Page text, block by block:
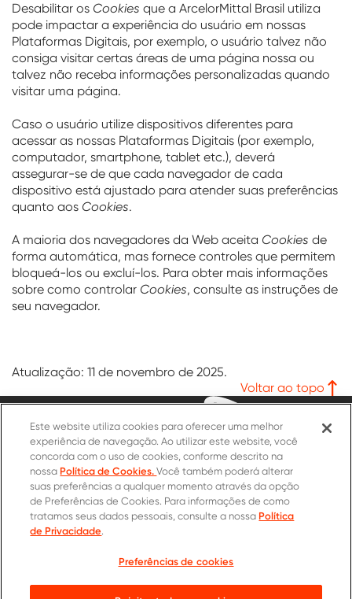
Desabilitar os Cookies que a ArcelorMittal Brasil utiliza
pode impactar a experiência do usuário em nossas
Plataformas Digitais, por exemplo, o usuário talvez não
consiga visitar certas áreas de uma página nossa ou
talvez não receba informações personalizadas quando
visitar uma página.
Caso o usuário utilize dispositivos diferentes para
acessar as nossas Plataformas Digitais (por exemplo,
computador, smartphone, tablet etc.), deverá
assegurar-se de que cada navegador de cada
dispositivo está ajustado para atender suas preferências
quanto aos Cookies.
A maioria dos navegadores da Web aceita Cookies de
forma automática, mas fornece controles que permitem
bloqueá-los ou excluí-los. Para obter mais informações
sobre como controlar Cookies, consulte as instruções de
seu navegador.
Atualização: 11 de novembro de 2025.
Voltar ao topo
Formulário de Contato Trabalhe com a gente
Compre aço
Este website utiliza cookies para oferecer uma melhor
experiência de navegação. Ao utilizar este website, você
concorda com o uso de cookies, conforme descrito na
nossa Política de Cookies.Você também poderá alterar
suas preferências a qualquer momento através da opção
de Preferências de Cookies. Para informações de como
tratamos seus dados pessoais, consulte a nossa Política
de Privacidade.
Preferências de cookies